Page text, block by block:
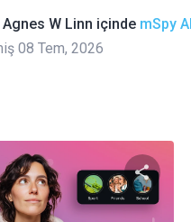
Agnes W Linn içinde mSpy
08 Tem, 2026